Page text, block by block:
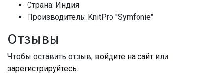
Страна: Индия
Производитель: KnitPro "Symfonie"
Отзывы
Чтобы оставить отзыв, войдите на сайт или
зарегистрируйтесь.